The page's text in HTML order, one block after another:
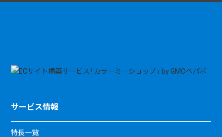
サービス情報
特長一覧